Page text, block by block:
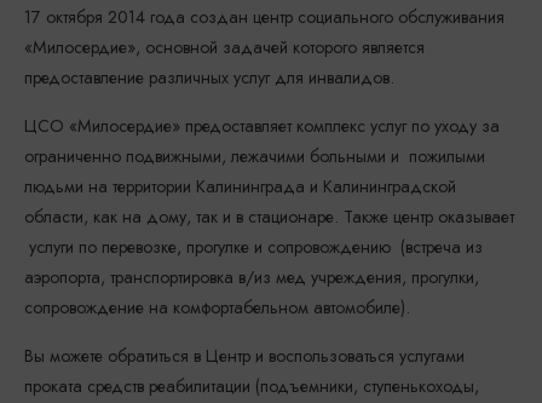
17 октября 2014 года создан центр социального обслуживания
«Милосердие», основной задачей которого является
предоставление различных услуг для инвалидов.
ЦСО «Милосердие» предоставляет комплекс услуг по уходу за
ограниченно подвижными, лежачими больными и пожилыми
людьми на территории Калининграда и Калининградской
области, как на дому, так и в стационаре. Также центр оказывает
услуги по перевозке, прогулке и сопровождению (встреча из
аэропорта, транспортировка в/из мед учреждения, прогулки,
сопровождение на комфортабельном автомобиле).
Вы можете обратиться в Центр и воспользоваться услугами
проката средств реабилитации (подъемники, ступенькоходы,